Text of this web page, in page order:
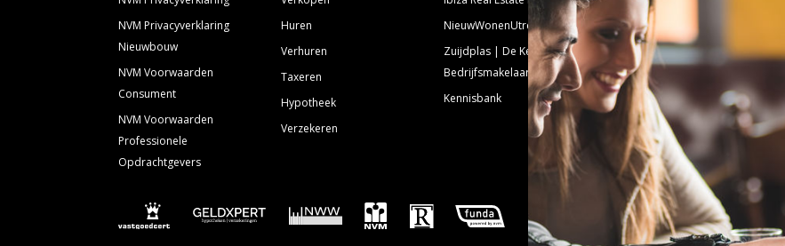
NVM Privacyverklaring
Nieuwbouw
NVM Voorwaarden
Consument
NVM Voorwaarden
Professionele
Opdrachtgevers
Huren
Verhuren
Taxeren
Hypotheek
Verzekeren
NieuwWonenUtrecht
Zuijdplas | De Keizer
Bedrijfsmakelaars
Kennisbank
Emailadres:
Volg ons!